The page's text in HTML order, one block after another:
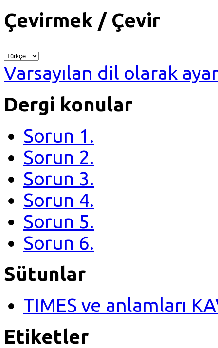
Çevirmek / Çevir
Varsayılan dil olarak
Dergi konular
Sorun 1.
Sorun 2.
Sorun 3.
Sorun 4.
Sorun 5.
Sorun 6.
Sütunlar
TIMES ve anlamları
Etiketler